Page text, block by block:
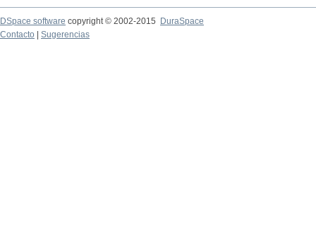
DSpace software copyright © 2002-2015
DuraSpace
Contacto
Sugerencias